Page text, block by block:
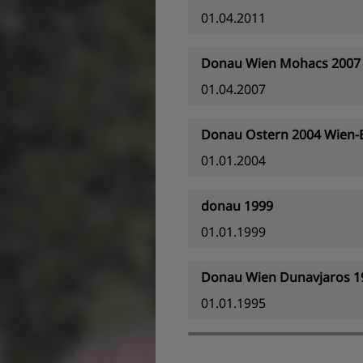
01.04.2011
Donau Wien Mohacs 2007
01.04.2007
Donau Ostern 2004
01.01.2004
donau 1999
01.01.1999
Donau Wien Dunavjaros
01.01.1995